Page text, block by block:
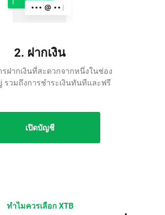
2. ฝากเงิน
รฝากเงินที่สะดวกจากหนึ่งในช่อง
รวมถึงการชำระเงินทันทีและฟรี
เปิดบัญชี
ทำไมควรเลือก XTB